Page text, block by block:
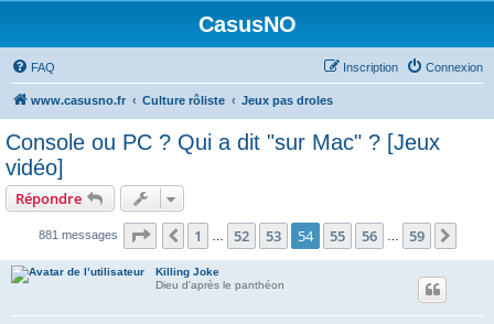
CasusNO
FAQ Connexion
Inscription
www.casusno.fr Culture rôliste Jeux pas droles
Console ou PC ? Qui a dit "sur Mac" ? [Jeux
vidéo]
Répondre
881 messages Page 54 sur 59
Précédent
1 52 53 54 55 56 59
Killing Joke
Dieu d'après le panthéon